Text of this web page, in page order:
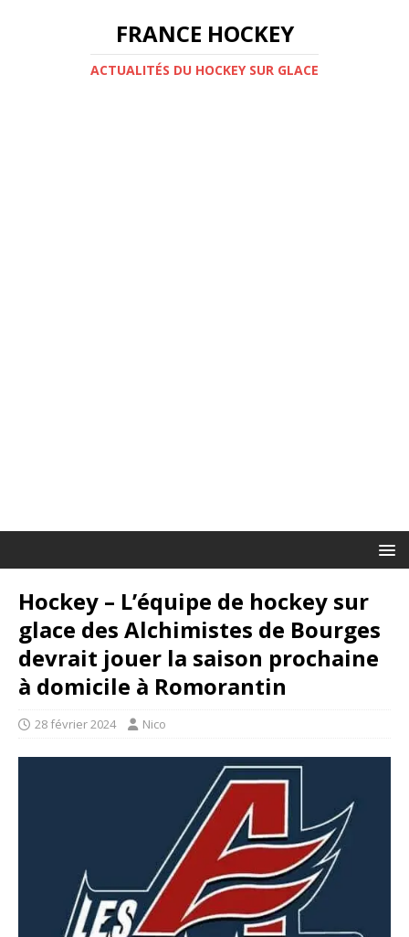
FRANCE HOCKEY
ACTUALITÉS DU HOCKEY SUR GLACE
Hockey – L’équipe de hockey sur
glace des Alchimistes de Bourges
devrait jouer la saison prochaine
à domicile à Romorantin
28 février 2024 Nico